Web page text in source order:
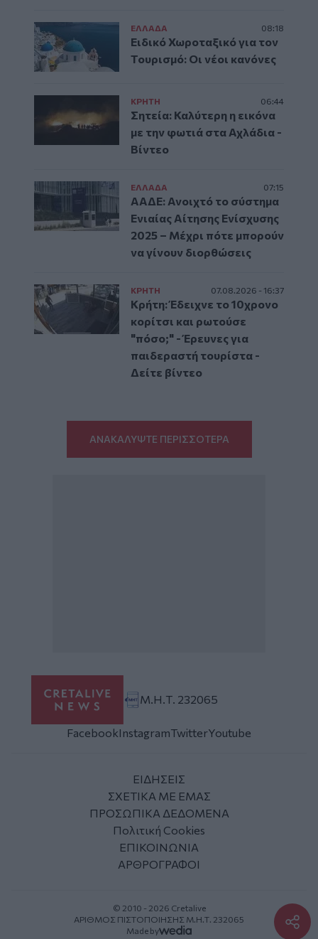
ΕΛΛAΔΑ 08:18
Ειδικό Χωροταξικό για τον
Τουρισμό: Οι νέοι κανόνες
ΚΡΗΤΗ 06:44
Σητεία: Καλύτερη η εικόνα
με την φωτιά στα Αχλάδια -
Βίντεο
ΕΛΛAΔΑ 07:15
ΑΑΔΕ: Ανοιχτό το σύστημα
Ενιαίας Αίτησης Ενίσχυσης
2025 – Μέχρι πότε μπορούν
να γίνουν διορθώσεις
ΚΡΗΤΗ 07.08.2026 - 16:37
Κρήτη: Έδειχνε το 10χρονο
κορίτσι και ρωτούσε
"πόσο;" - Έρευνες για
παιδεραστή τουρίστα -
Δείτε βίντεο
ΑΝΑΚΑΛΥΨΤΕ ΠΕΡΙΣΣΟΤΕΡΑ
Μ.Η.Τ. 232065
FacebookInstagramTwitterYoutube
ΕΙΔΗΣΕΙΣ
ΣΧΕΤΙΚΑ ΜΕ ΕΜΑΣ
ΠΡΟΣΩΠΙΚΑ ΔΕΔΟΜΕΝΑ
Πολιτική Cookies
ΕΠΙΚΟΙΝΩΝΙΑ
ΑΡΘΡΟΓΡΑΦΟΙ
© 2010 - 2026 Cretalive
ΑΡΙΘΜΟΣ ΠΙΣΤΟΠΟΙΗΣΗΣ Μ.Η.Τ. 232065
Made by